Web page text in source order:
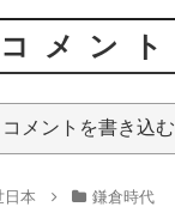
コメント
コメントを書き込む
日本 鎌倉時代